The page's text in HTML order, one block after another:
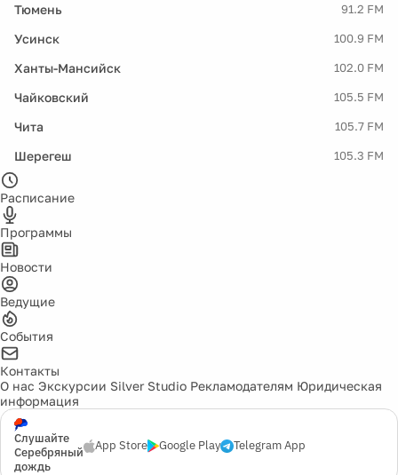
Тюмень 91.2 FM
Усинск 100.9 FM
Ханты-Мансийск 102.0 FM
Чайковский 105.5 FM
Чита 105.7 FM
Шерегеш 105.3 FM
Расписание
Программы
Новости
Ведущие
События
Контакты
О нас Экскурсии Silver Studio Рекламодателям Юридическая
информация
Слушайте
Серебряный
дождь
App Store Google Play Telegram App